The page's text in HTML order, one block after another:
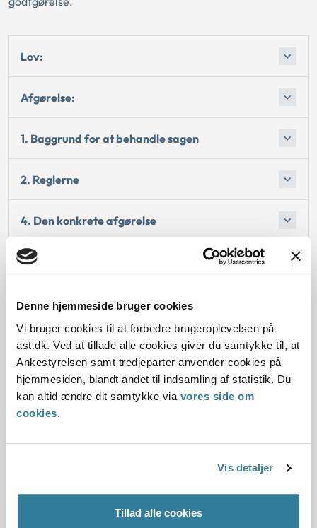
Denne hjemmeside bruger cookies
Vi bruger cookies til at forbedre brugeroplevelsen på
ast.dk. Ved at tillade alle cookies giver du samtykke til, at
Ankestyrelsen samt tredjeparter anvender cookies på
hjemmesiden, blandt andet til indsamling af statistik. Du
kan altid ændre dit samtykke via vores side om
cookies.
Vis detaljer
Tillad alle cookies
Lov:
Afgørelse:
1. Baggrund for at behandle sagen
2. Reglerne
4. Den konkrete afgørelse
31.05.2013
Offentliggørelsesdato
04.12.2013